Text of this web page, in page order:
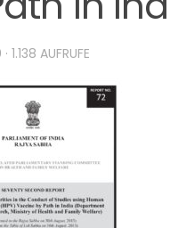
· 1.138 AUFRUFE